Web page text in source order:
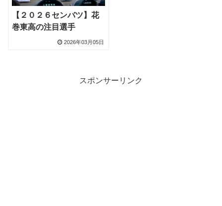
【２０２６センバツ】花
巻東高の注目選手
2026年03月05日
スポンサーリンク